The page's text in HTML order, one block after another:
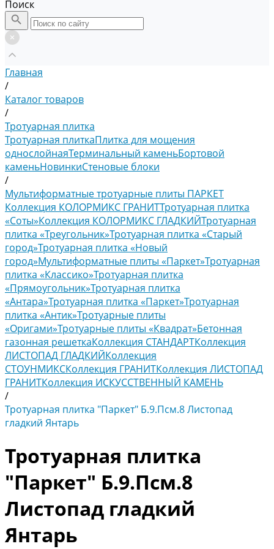
Поиск
Главная
/
Каталог товаров
/
Тротуарная плитка
Тротуарная плиткаПлитка для мощения
однослойнаяТерминальный каменьБортовой
каменьНовинкиСтеновые блоки
/
Мультиформатные тротуарные плиты ПАРКЕТ
Коллекция КОЛОРМИКС ГРАНИТТротуарная плитка
«Соты»Коллекция КОЛОРМИКС ГЛАДКИЙТротуарная
плитка «Треугольник»Тротуарная плитка «Старый
город»Тротуарная плитка «Новый
город»Мультиформатные плиты «Паркет»Тротуарная
плитка «Классико»Тротуарная плитка
«Прямоугольник»Тротуарная плитка
«Антара»Тротуарная плитка «Паркет»Тротуарная
плитка «Антик»Тротуарные плиты
«Оригами»Тротуарные плиты «Квадрат»Бетонная
газонная решеткаКоллекция СТАНДАРТКоллекция
ЛИСТОПАД ГЛАДКИЙКоллекция
СТОУНМИКСКоллекция ГРАНИТКоллекция ЛИСТОПАД
ГРАНИТКоллекция ИСКУССТВЕННЫЙ КАМЕНЬ
/
Тротуарная плитка "Паркет" Б.9.Псм.8 Листопад
гладкий Янтарь
Тротуарная плитка
"Паркет" Б.9.Псм.8
Листопад гладкий
Янтарь